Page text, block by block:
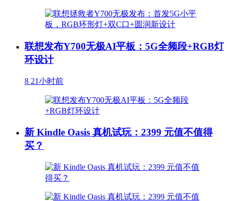
联想发布Y700无极AI平板：5G全频段+RGB灯
环设计
8 21小时前
新 Kindle Oasis 真机试玩：2399 元值不值得
买？